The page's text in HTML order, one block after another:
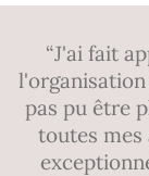
“J'ai fait
pas pu être
toutes mes